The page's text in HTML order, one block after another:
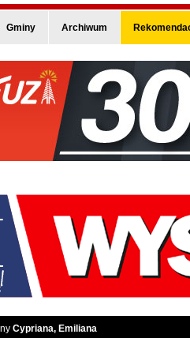
Gminy Archiwum
Cypriana, Emiliana